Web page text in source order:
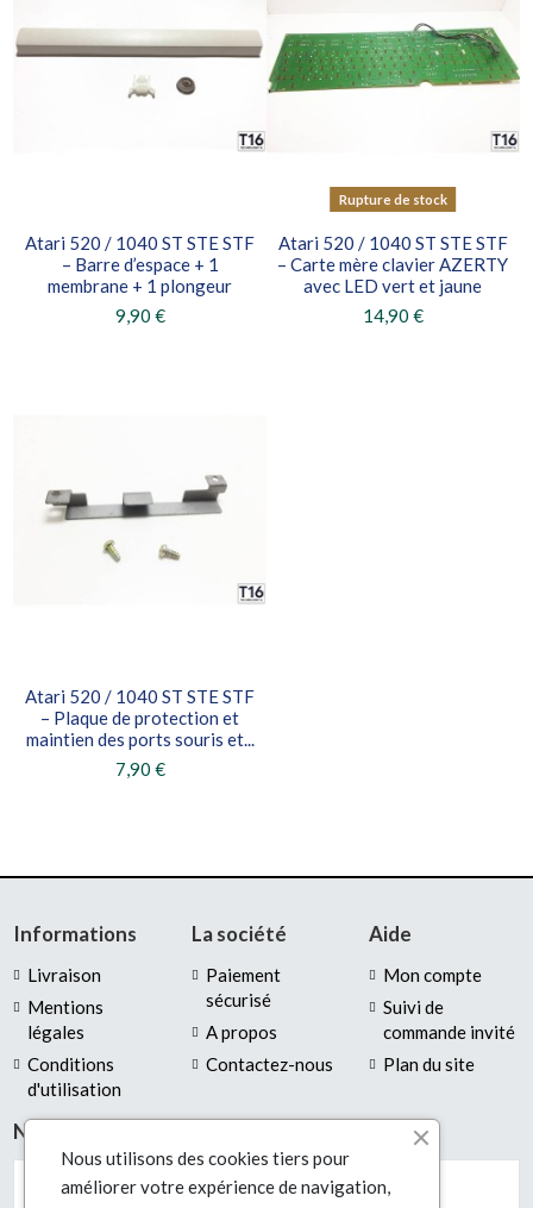
Atari 520 / 1040 ST STE STF
– Barre d’espace + 1
membrane + 1 plongeur
9,90 €
Rupture de stock
Atari 520 / 1040 ST STE STF
– Carte mère clavier AZERTY
avec LED vert et jaune
14,90 €
Atari 520 / 1040 ST STE STF
– Plaque de protection et
maintien des ports souris et...
7,90 €
Informations
Livraison
Mentions
légales
Conditions
d'utilisation
La société
Paiement
sécurisé
A propos
Contactez-nous
Aide
Mon compte
Suivi de
commande invité
Plan du site
Newsletter
Nous utilisons des cookies tiers pour
améliorer votre expérience de navigation,